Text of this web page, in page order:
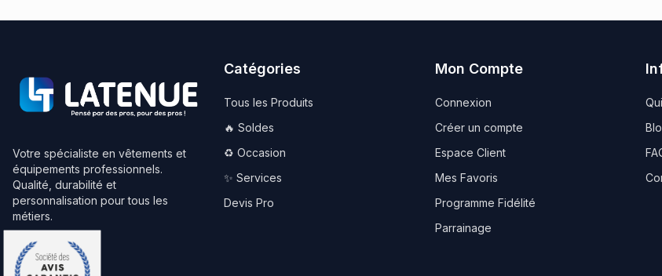
Votre spécialiste en vêtements et
équipements professionnels.
Qualité, durabilité et
personnalisation pour tous les
métiers.
Catégories
Tous les Produits
🔥 Soldes
♻️ Occasion
✨ Services
Devis Pro
Mon Compte
Connexion
Créer un compte
Espace Client
Mes Favoris
Programme Fidélité
Parrainage